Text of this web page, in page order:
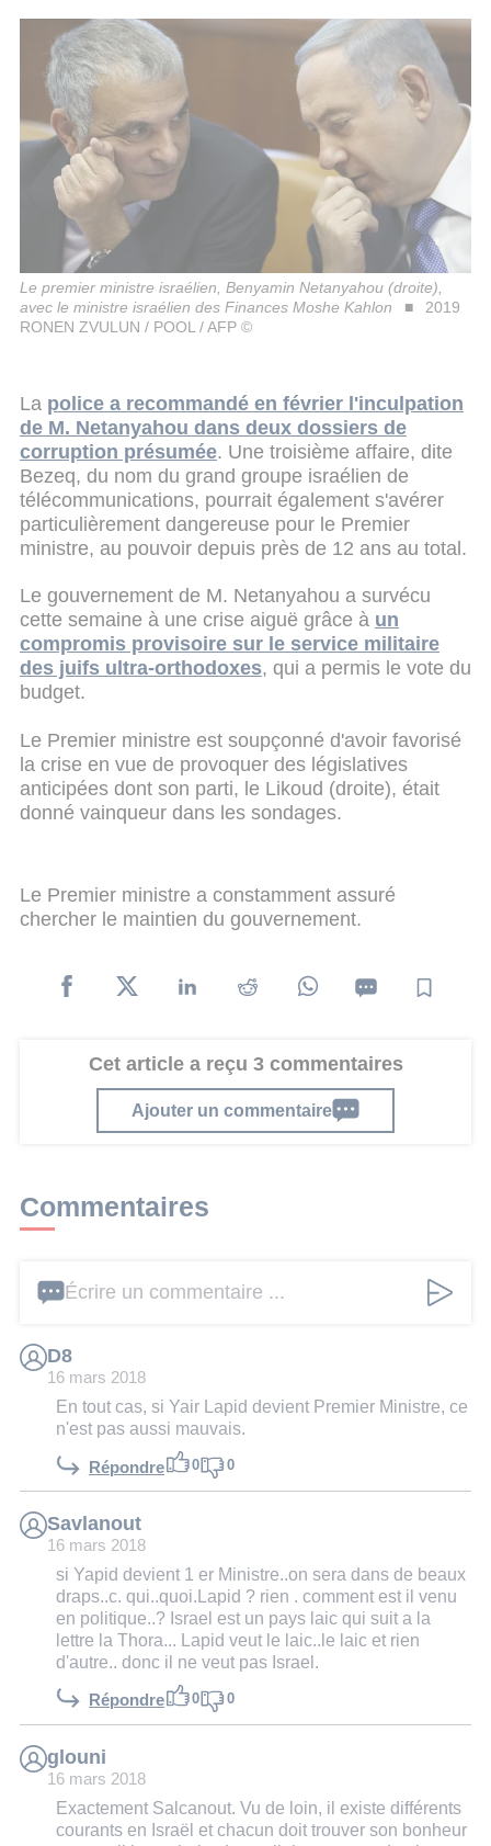
Le premier ministre israélien, Benyamin Netanyahou (droite),
avec le ministre israélien des Finances Moshe Kahlon
2019
RONEN ZVULUN / POOL / AFP ©
La police a recommandé en février l'inculpation
de M. Netanyahou dans deux dossiers de
corruption présumée. Une troisième affaire, dite
Bezeq, du nom du grand groupe israélien de
télécommunications, pourrait également s'avérer
particulièrement dangereuse pour le Premier
ministre, au pouvoir depuis près de 12 ans au total.
Le gouvernement de M. Netanyahou a survécu
cette semaine à une crise aiguë grâce à un
compromis provisoire sur le service militaire
des juifs ultra-orthodoxes, qui a permis le vote du
budget.
Le Premier ministre est soupçonné d'avoir favorisé
la crise en vue de provoquer des législatives
anticipées dont son parti, le Likoud (droite), était
donné vainqueur dans les sondages.
Le Premier ministre a constamment assuré
chercher le maintien du gouvernement.
Cet article a reçu 3 commentaires
Ajouter un commentaire
Commentaires
Écrire un commentaire ...
D8
16 mars 2018
En tout cas, si Yair Lapid devient Premier Ministre, ce
n'est pas aussi mauvais.
Répondre 0 0
Savlanout
16 mars 2018
si Yapid devient 1 er Ministre..on sera dans de beaux
draps..c. qui..quoi.Lapid ? rien . comment est il venu
en politique..? Israel est un pays laic qui suit a la
lettre la Thora... Lapid veut le laic..le laic et rien
d'autre.. donc il ne veut pas Israel.
Répondre 0 0
glouni
16 mars 2018
Exactement Salcanout. Vu de loin, il existe différents
courants en Israël et chacun doit trouver son bonheur